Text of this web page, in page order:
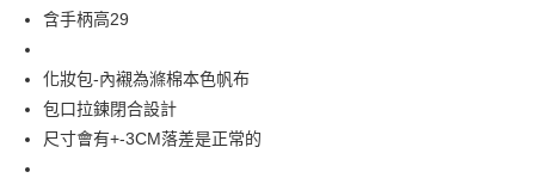
ATM付款
運送方式
含手柄高29
化妝包-內襯為滌棉本色帆布
包口拉鍊閉合設計
尺寸會有+-3CM落差是正常的